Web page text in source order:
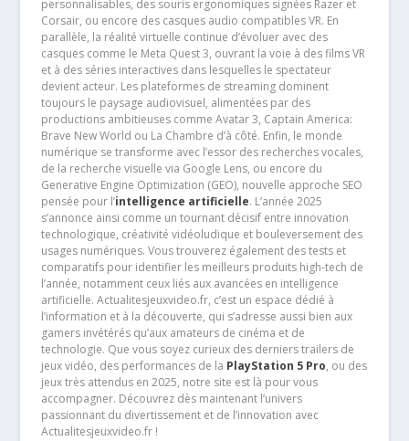
personnalisables, des souris ergonomiques signées Razer et
Corsair, ou encore des casques audio compatibles VR. En
parallèle, la réalité virtuelle continue d’évoluer avec des
casques comme le Meta Quest 3, ouvrant la voie à des films VR
et à des séries interactives dans lesquelles le spectateur
devient acteur. Les plateformes de streaming dominent
toujours le paysage audiovisuel, alimentées par des
productions ambitieuses comme Avatar 3, Captain America:
Brave New World ou La Chambre d’à côté. Enfin, le monde
numérique se transforme avec l’essor des recherches vocales,
de la recherche visuelle via Google Lens, ou encore du
Generative Engine Optimization (GEO), nouvelle approche SEO
pensée pour l’intelligence artificielle. L’année 2025
s’annonce ainsi comme un tournant décisif entre innovation
technologique, créativité vidéoludique et bouleversement des
usages numériques. Vous trouverez également des tests et
comparatifs pour identifier les meilleurs produits high-tech de
l’année, notamment ceux liés aux avancées en intelligence
artificielle. Actualitesjeuxvideo.fr, c’est un espace dédié à
l’information et à la découverte, qui s’adresse aussi bien aux
gamers invétérés qu’aux amateurs de cinéma et de
technologie. Que vous soyez curieux des derniers trailers de
jeux vidéo, des performances de la PlayStation 5 Pro, ou des
jeux très attendus en 2025, notre site est là pour vous
accompagner. Découvrez dès maintenant l’univers
passionnant du divertissement et de l’innovation avec
Actualitesjeuxvideo.fr !